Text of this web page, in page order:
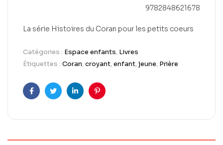
9782848621678
La série Histoires du Coran pour les petits coeurs
Catégories : Espace enfants, Livres
Étiquettes : Coran,croyant,enfant,jeune, Prière
FacebookTwitterLinkedInPinterest